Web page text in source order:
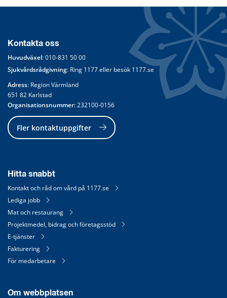
Kontakta oss
Huvudväxel: 010-831 50 00
Sjukvårdsrådgivning: Ring 1177 eller besök 1177.se
Adress: Region Värmland
651 82 Karlstad
Organisationsnummer: 232100-0156
Fler kontaktuppgifter
Hitta snabbt
Kontakt och råd om vård på 1177.se
Lediga jobb
Mat och restaurang
Projektmedel, bidrag och företagsstöd
E-tjänster
Fakturering
För medarbetare
Om webbplatsen